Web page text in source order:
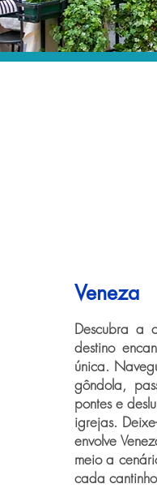
Veneza
Descubra a
destino
única.
gôndola,
pontes e
igrejas.
envolve
meio a
cada